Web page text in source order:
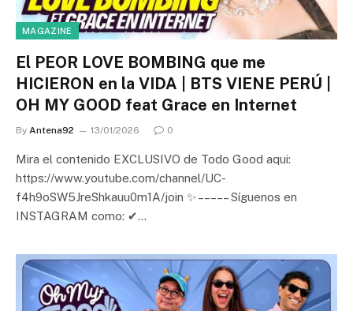
MAGAZINE
El PEOR LOVE BOMBING que me
HICIERON en la VIDA | BTS VIENE PERÚ |
OH MY GOOD feat Grace en Internet
By Antena92 13/01/2026 0
Mira el contenido EXCLUSIVO de Todo Good aqui:
https://www.youtube.com/channel/UC-
f4h9oSW5JreShkauu0m1A/join ✨ – – – – – Síguenos en
INSTAGRAM como: ✔…